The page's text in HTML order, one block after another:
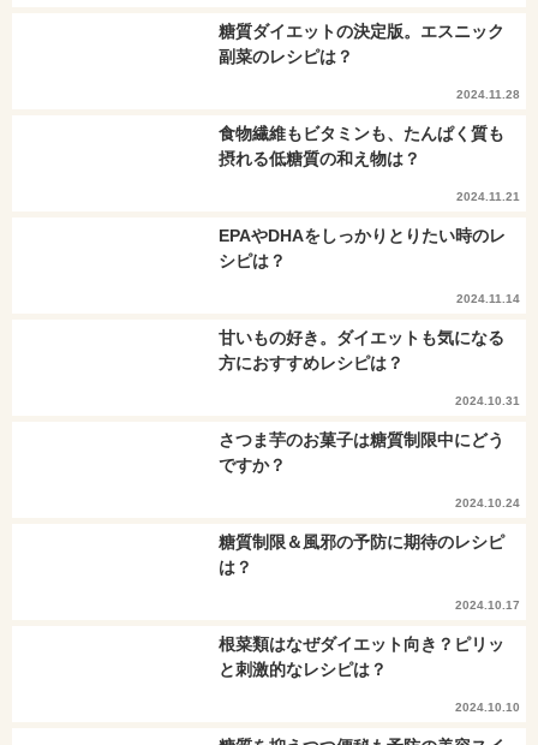
糖質ダイエットの決定版。エスニック
副菜のレシピは？
2024.11.28
食物繊維もビタミンも、たんぱく質も
摂れる低糖質の和え物は？
2024.11.21
EPAやDHAをしっかりとりたい時のレ
シピは？
2024.11.14
甘いもの好き。ダイエットも気になる
方におすすめレシピは？
2024.10.31
さつま芋のお菓子は糖質制限中にどう
ですか？
2024.10.24
糖質制限＆風邪の予防に期待のレシピ
は？
2024.10.17
根菜類はなぜダイエット向き？ピリッ
と刺激的なレシピは？
2024.10.10